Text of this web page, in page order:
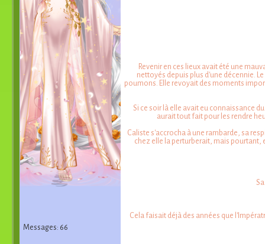
Messages: 66
Revenir en ces lieux avait été une
nettoyés depuis plus d'une décennie.
poumons. Elle revoyait des moments
Si ce soir là elle avait eu connaissance
aurait tout fait pour les rendre
Caliste s'accrocha à une rambarde, sa
chez elle la perturberait, mais pourtant,
Cela faisait déjà des années que